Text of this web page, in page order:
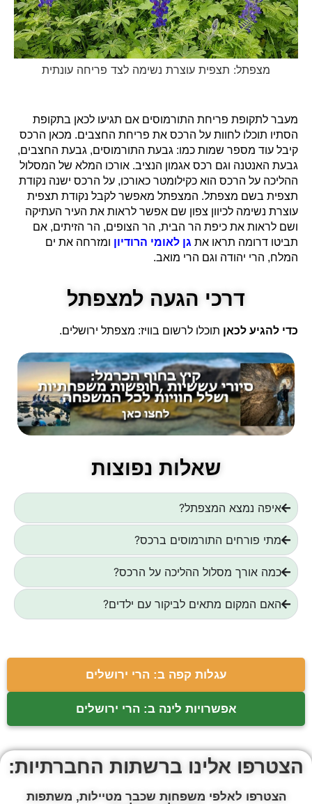
מצפתל: תצפית עוצרת נשימה לצד פריחה עונתית
מעבר לתקופת פריחת התורמוסים אם תגיעו לכאן בתקופת
הסתיו תוכלו לחוות על הרכס את פריחת החצבים. מכאן הרכס
קיבל עוד מספר שמות כמו: גבעת התורמוסים, גבעת החצבים,
גבעת האנטנה וגם רכס אגמון הנציב. אורכו המלא של המסלול
ההליכה על הרכס הוא כקילומטר כאורכו, על הרכס ישנה נקודת
תצפית בשם מצפתל. המצפתל מאפשר לקבל נקודת תצפית
עוצרת נשימה לכיוון צפון שם אפשר לראות את העיר העתיקה
ושם לראות את כיפת הר הבית, הר הצופים, הר הזיתים, אם
תביטו דרומה תראו את גן לאומי הרודיון ומזרחה את ים
המלח, הרי יהודה וגם הרי מואב.
דרכי הגעה למצפתל
כדי להגיע לכאן תוכלו לרשום בוויז: מצפתל ירושלים.
שאלות נפוצות
איפה נמצא המצפתל?
מתי פורחים התורמוסים ברכס?
כמה אורך מסלול ההליכה על הרכס?
האם המקום מתאים לביקור עם ילדים?
עגלות קפה ב: הרי ירושלים
אפשרויות לינה ב: הרי ירושלים
הצטרפו אלינו ברשתות החברתיות:
הצטרפו לאלפי משפחות שכבר מטיילות, משתפות